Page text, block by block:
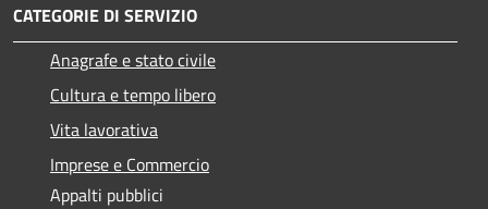
CATEGORIE DI SERVIZIO
Anagrafe e stato civile
Cultura e tempo libero
Vita lavorativa
Imprese e Commercio
Appalti pubblici